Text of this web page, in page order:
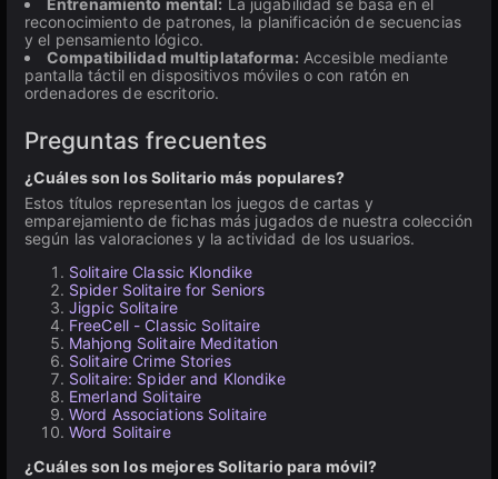
Entrenamiento mental: La jugabilidad se basa en el
reconocimiento de patrones, la planificación de secuencias
y el pensamiento lógico.
Compatibilidad multiplataforma: Accesible mediante
pantalla táctil en dispositivos móviles o con ratón en
ordenadores de escritorio.
Preguntas frecuentes
¿Cuáles son los Solitario más populares?
Estos títulos representan los juegos de cartas y
emparejamiento de fichas más jugados de nuestra colección
según las valoraciones y la actividad de los usuarios.
Solitaire Classic Klondike
Spider Solitaire for Seniors
Jigpic Solitaire
FreeCell - Classic Solitaire
Mahjong Solitaire Meditation
Solitaire Crime Stories
Solitaire: Spider and Klondike
Emerland Solitaire
Word Associations Solitaire
Word Solitaire
¿Cuáles son los mejores Solitario para móvil?